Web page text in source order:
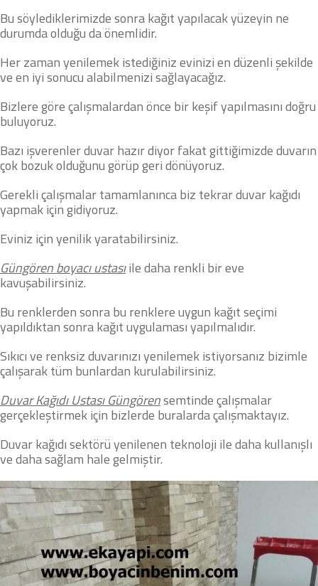
Bu söylediklerimizde sonra kağıt yapılacak yüzeyin ne
durumda olduğu da önemlidir.
Her zaman yenilemek istediğiniz evinizi en düzenli şekilde
ve en iyi sonucu alabilmenizi sağlayacağız.
Bizlere göre çalışmalardan önce bir keşif yapılmasını doğru
buluyoruz.
Bazı işverenler duvar hazır diyor fakat gittiğimizde duvarın
çok bozuk olduğunu görüp geri dönüyoruz.
Gerekli çalışmalar tamamlanınca biz tekrar duvar kağıdı
yapmak için gidiyoruz.
Eviniz için yenilik yaratabilirsiniz.
Güngören boyacı ustasıile daha renkli bir eve
kavuşabilirsiniz.
Bu renklerden sonra bu renklere uygun kağıt seçimi
yapıldıktan sonra kağıt uygulaması yapılmalıdır.
Sıkıcı ve renksiz duvarınızı yenilemek istiyorsanız bizimle
çalışarak tüm bunlardan kurulabilirsiniz.
Duvar Kağıdı Ustası Güngörensemtinde çalışmalar
gerçekleştirmek için bizlerde buralarda çalışmaktayız.
Duvar kağıdı sektörü yenilenen teknoloji ile daha kullanışlı
ve daha sağlam hale gelmiştir.